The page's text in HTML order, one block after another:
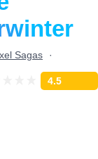
Sagas
4.5